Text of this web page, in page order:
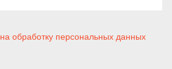
на обработку персональных данных